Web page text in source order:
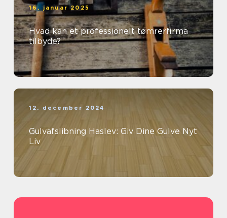
16. januar 2025
Hvad kan et professionelt tømrerfirma
tilbyde?
12. december 2024
Gulvafslibning Haslev: Giv Dine Gulve Nyt
Liv